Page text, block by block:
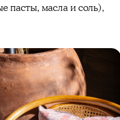
пасты, масла и соль),